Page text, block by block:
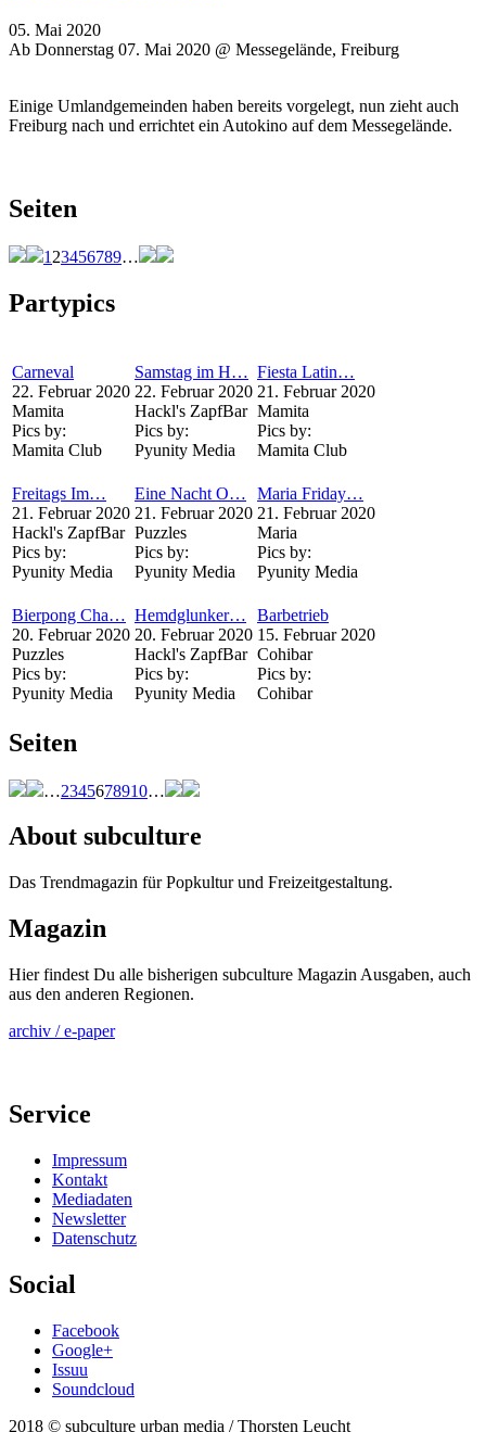
05. Mai 2020
Ab Donnerstag 07. Mai 2020 @ Messegelände, Freiburg
Einige Umlandgemeinden haben bereits vorgelegt, nun zieht auch
Freiburg nach und errichtet ein Autokino auf dem Messegelände.
Seiten
1 23456789…
Partypics
Carneval
22. Februar 2020
Mamita
Pics by:
Mamita Club
Samstag im H…
22. Februar 2020
Hackl's ZapfBar
Pics by:
Pyunity Media
Fiesta Latin…
21. Februar 2020
Mamita
Pics by:
Mamita Club
Freitags Im…
21. Februar 2020
Hackl's ZapfBar
Pics by:
Pyunity Media
Eine Nacht O…
21. Februar 2020
Puzzles
Pics by:
Pyunity Media
Maria Friday…
21. Februar 2020
Maria
Pics by:
Pyunity Media
Bierpong Cha…
20. Februar 2020
Puzzles
Pics by:
Pyunity Media
Hemdglunker…
20. Februar 2020
Hackl's ZapfBar
Pics by:
Pyunity Media
Barbetrieb
15. Februar 2020
Cohibar
Pics by:
Cohibar
Seiten
…2345678910…
About subculture
Das Trendmagazin für Popkultur und Freizeitgestaltung.
Magazin
Hier findest Du alle bisherigen subculture Magazin Ausgaben, auch
aus den anderen Regionen.
archiv / e-paper
Service
Impressum
Kontakt
Mediadaten
Newsletter
Datenschutz
Social
Facebook
Google+
Issuu
Soundcloud
2018 © subculture urban media / Thorsten Leucht